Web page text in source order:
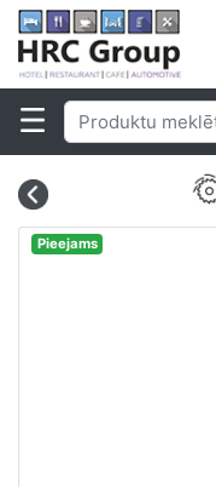
Pieejams